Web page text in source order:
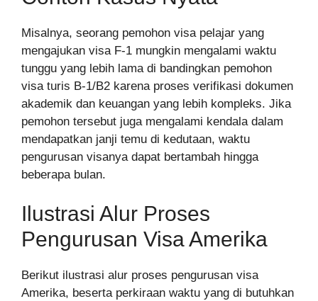
Misalnya, seorang pemohon visa pelajar yang
mengajukan visa F-1 mungkin mengalami waktu
tunggu yang lebih lama di bandingkan pemohon
visa turis B-1/B2 karena proses verifikasi dokumen
akademik dan keuangan yang lebih kompleks. Jika
pemohon tersebut juga mengalami kendala dalam
mendapatkan janji temu di kedutaan, waktu
pengurusan visanya dapat bertambah hingga
beberapa bulan.
Ilustrasi Alur Proses
Pengurusan Visa Amerika
Berikut ilustrasi alur proses pengurusan visa
Amerika, beserta perkiraan waktu yang di butuhkan